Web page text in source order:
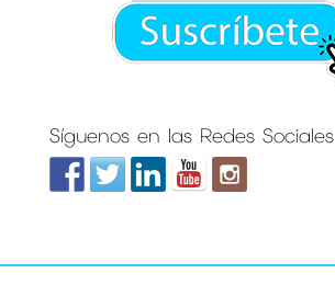
Síguenos en las Redes Sociales